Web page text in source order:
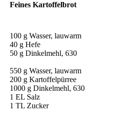
Feines Kartoffelbrot
100 g Wasser, lauwarm
40 g Hefe
50 g Dinkelmehl, 630
550 g Wasser, lauwarm
200 g Kartoffelpürree
1000 g Dinkelmehl, 630
1 EL Salz
1 TL Zucker